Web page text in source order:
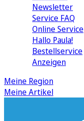
Newsletter
Service FAQ
Online Service
Hallo Paula!
Bestellservice
Anzeigen
Meine Region
Meine Artikel